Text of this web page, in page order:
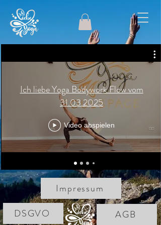
Ich liebe Yoga Bodywork Flow vom
31.03.2025
Video abspielen
Impressum
DSGVO
AGB